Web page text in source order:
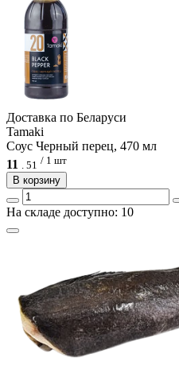
Доcтавка по Беларуси
Tamaki
Соус Черный перец, 470 мл
11
51 / 1 шт
В корзину
На складе доступно: 10